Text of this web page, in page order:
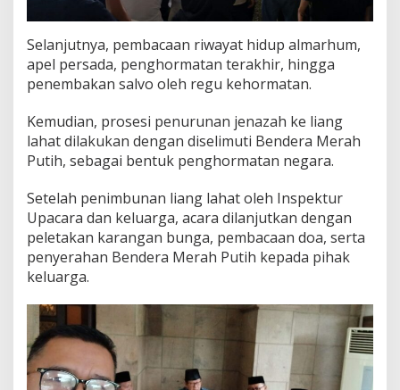
m
t
i
k
a
M
a
a
q
i
Selanjutnya, pembacaan riwayat hidup almarhum,
apel persada, penghormatan terakhir, hingga
penembakan salvo oleh regu kehormatan.
Kemudian, prosesi penurunan jenazah ke liang
lahat dilakukan dengan diselimuti Bendera Merah
Putih, sebagai bentuk penghormatan negara.
Setelah penimbunan liang lahat oleh Inspektur
Upacara dan keluarga, acara dilanjutkan dengan
peletakan karangan bunga, pembacaan doa, serta
penyerahan Bendera Merah Putih kepada pihak
keluarga.